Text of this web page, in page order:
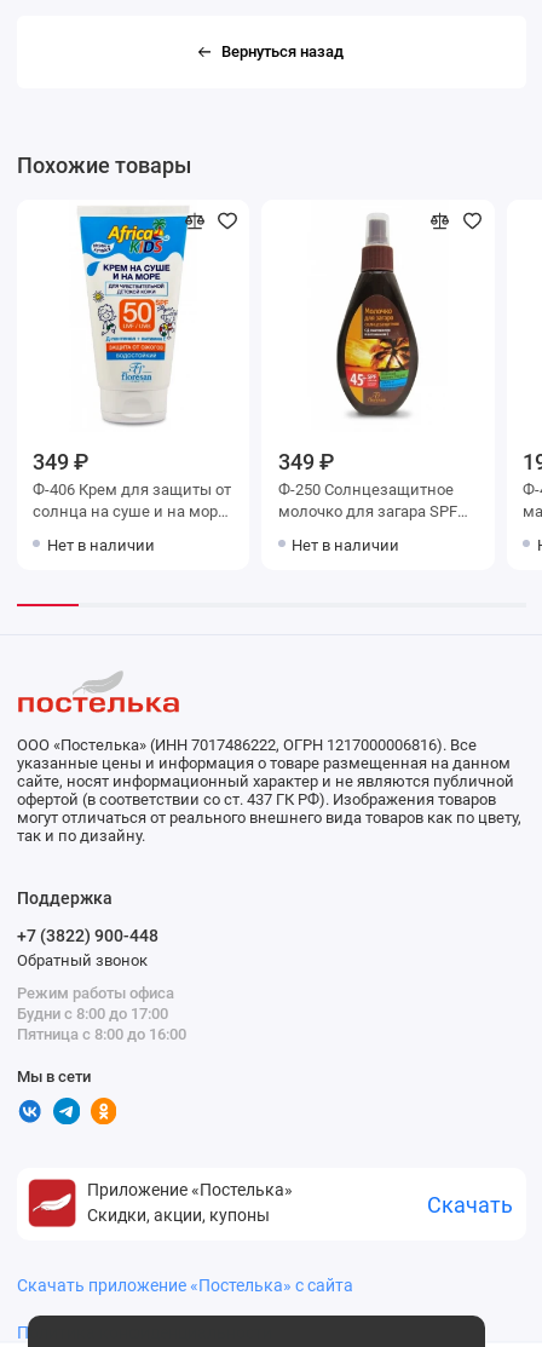
Вернуться назад
Похожие товары
349 ₽
Ф-406 Крем для защиты от
солнца на суше и на море
Нет в наличии
349 ₽
Ф-250 Солнцезащитное
молочко для загара SPF
Нет в наличии
Ф-
ООО «Постелька» (ИНН 7017486222, ОГРН 1217000006816). Все
указанные цены и информация о товаре размещенная на данном
сайте, носят информационный характер и не являются публичной
офертой (в соответствии со ст. 437 ГК РФ). Изображения товаров
могут отличаться от реального внешнего вида товаров как по цвету,
так и по дизайну.
Поддержка
+7 (3822) 900-448
Обратный звонок
Режим работы офиса
Будни с 8:00 до 17:00
Пятница с 8:00 до 16:00
Мы в сети
Приложение «Постелька»
Скидки, акции, купоны
Скачать
Скачать приложение «Постелька» с сайта
Политика конфиденциальности